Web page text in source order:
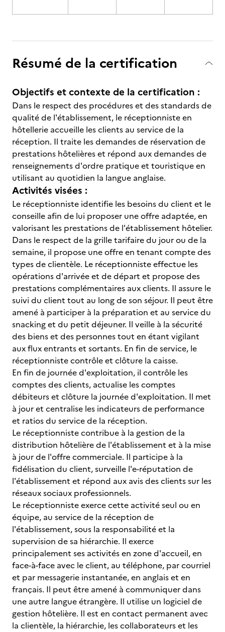
Résumé de la certification
Objectifs et contexte de la certification :
Dans le respect des procédures et des standards de
qualité de l'établissement, le réceptionniste en
hôtellerie accueille les clients au service de la
réception. Il traite les demandes de réservation de
prestations hôtelières et répond aux demandes de
renseignements d'ordre pratique et touristique en
utilisant au quotidien la langue anglaise.
Activités visées :
Le réceptionniste identifie les besoins du client et le
conseille afin de lui proposer une offre adaptée, en
valorisant les prestations de l'établissement hôtelier.
Dans le respect de la grille tarifaire du jour ou de la
semaine, il propose une offre en tenant compte des
types de clientèle. Le réceptionniste effectue les
opérations d'arrivée et de départ et propose des
prestations complémentaires aux clients. Il assure le
suivi du client tout au long de son séjour. Il peut être
amené à participer à la préparation et au service du
snacking et du petit déjeuner. Il veille à la sécurité
des biens et des personnes tout en étant vigilant
aux flux entrants et sortants. En fin de service, le
réceptionniste contrôle et clôture la caisse.
En fin de journée d'exploitation, il contrôle les
comptes des clients, actualise les comptes
débiteurs et clôture la journée d'exploitation. Il met
à jour et centralise les indicateurs de performance
et ratios du service de la réception.
Le réceptionniste contribue à la gestion de la
distribution hôtelière de l'établissement et à la mise
à jour de l'offre commerciale. Il participe à la
fidélisation du client, surveille l'e-réputation de
l'établissement et répond aux avis des clients sur les
réseaux sociaux professionnels.
Le réceptionniste exerce cette activité seul ou en
équipe, au service de la réception de
l'établissement, sous la responsabilité et la
supervision de sa hiérarchie. Il exerce
principalement ses activités en zone d'accueil, en
face-à-face avec le client, au téléphone, par courriel
et par messagerie instantanée, en anglais et en
français. Il peut être amené à communiquer dans
une autre langue étrangère. Il utilise un logiciel de
gestion hôtelière. Il est en contact permanent avec
la clientèle, la hiérarchie, les collaborateurs et les